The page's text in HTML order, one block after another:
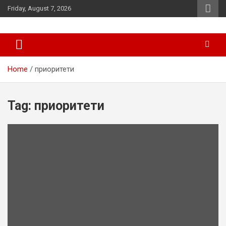
Skip
to
Friday, August 7, 2026
d7-news.com
Home приоритети
Tag: приоритети